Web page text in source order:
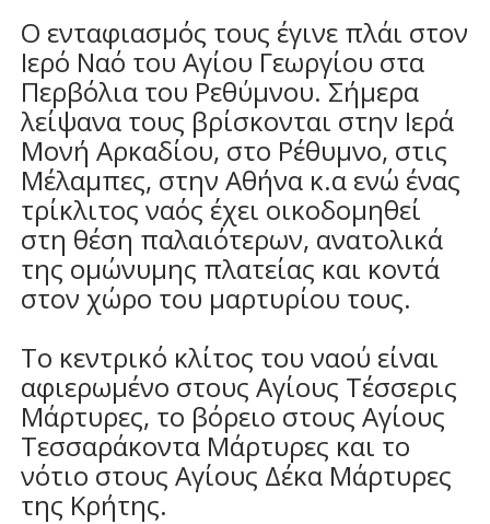
Ο ενταφιασμός τους έγινε πλάι στον
Ιερό Ναό του Αγίου Γεωργίου στα
Περβόλια του Ρεθύμνου. Σήμερα
λείψανα τους βρίσκονται στην Ιερά
Μονή Αρκαδίου, στο Ρέθυμνο, στις
Μέλαμπες, στην Αθήνα κ.α ενώ ένας
τρίκλιτος ναός έχει οικοδομηθεί
στη θέση παλαιότερων, ανατολικά
της ομώνυμης πλατείας και κοντά
στον χώρο του μαρτυρίου τους.
Το κεντρικό κλίτος του ναού είναι
αφιερωμένο στους Aγίους Tέσσερις
Mάρτυρες, το βόρειο στους Aγίους
Tεσσαράκοντα Mάρτυρες και το
νότιο στους Αγίους Δέκα Mάρτυρες
της Kρήτης.